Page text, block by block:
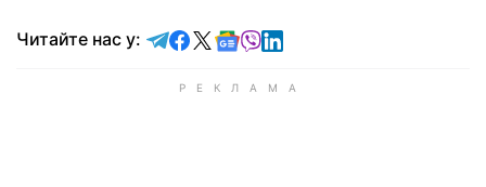
Читайте нас у: Читайте у Telegram
Читайте у Facebook
Читайте у X
Читайте у Google news
Читайте у Viber
Читайте у LinkedIn